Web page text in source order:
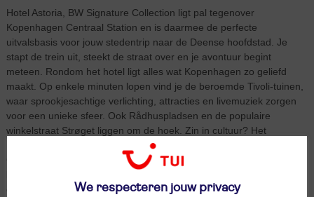
Hotel Astoria, BW Signature Collection ligt pal tegenover
Kopenhagen Centraal Station en is daarmee de perfecte
uitvalsbasis voor jouw stedentrip naar de Deense hoofdstad. Je
stapt de trein uit, steekt de straat over en je avontuur begint
meteen. Rondom het hotel ligt alles wat Kopenhagen zo geliefd
maakt. Op enkele minuten lopen vind je de beroemde Tivoli-tuinen,
waar sprookjesachtige verlichting, attracties en livemuziek zorgen
voor een unieke sfeer. Ook Rådhuspladsen en de populaire
winkelstraat Strøget liggen om de hoek. Zin in cultuur? Het
Nationaal Museum van Denemarken en de indrukwekkende Ny
Carlsberg Glyptotek liggen op loopafstand en zijn absoluut een
openbaar vervoer richting Nyhavn met kleurrijke gevels en gezellige
We respecteren jouw privacy